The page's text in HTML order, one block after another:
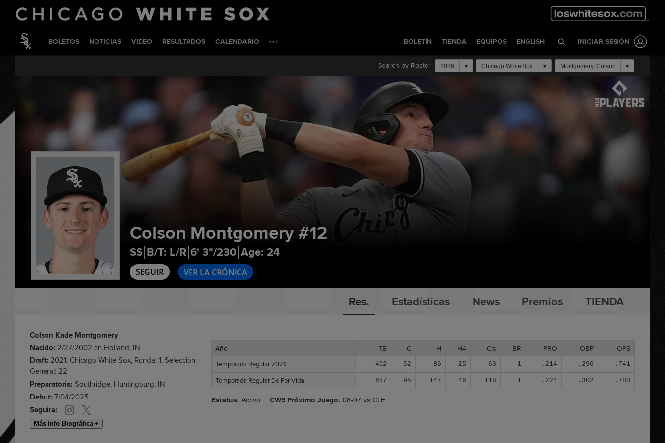
BOLETOS NOTICIAS VIDEO RESULTADOS CALENDARIO BOLETÍN TIENDA EQUIPOS ENGLISH INICIAR SESIÓN
Search by Roster 2026 Chicago White Sox Montgomery, Colson
Colson Montgomery #12
SS B/T: L/R 6' 3"/230 Age: 24
SEGUIR VER LA CRÓNICA
Res. Estadísticas News Premios TIENDA
Colson Kade Montgomery
Nacido: 2/27/2002 en Holland, IN
Draft: 2021, Chicago White Sox, Ronda: 1, Selección
General: 22
Preparatoria: Southridge, Huntingburg, IN
Debut: 7/04/2025
Seguira:
Más Info Biográfica +
Año TB C H H4 CIs BR PRO OBP OPS
Temporada Regular 2026 402 52 86 25 63 1 .214 .296 .741
Temporada Regular De Por Vida 657 95 147 46 118 1 .224 .302 .780
Año
Temporada Regular 2026
Temporada Regular De Por Vida
Estatus:Activo CWS Próximo Juego: 08-07 vs CLE